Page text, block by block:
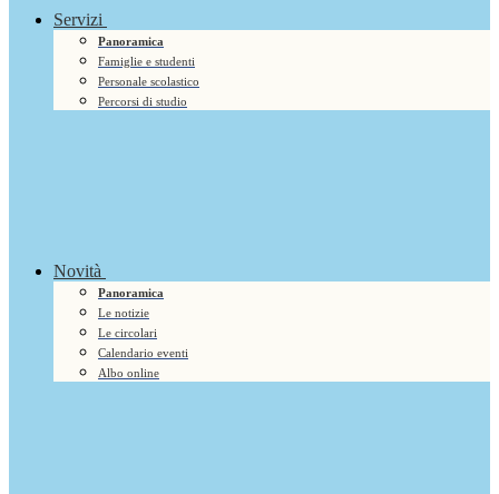
Servizi
Panoramica
Famiglie e studenti
Personale scolastico
Percorsi di studio
Novità
Panoramica
Le notizie
Le circolari
Calendario eventi
Albo online